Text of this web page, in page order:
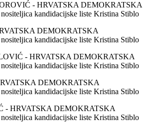
- HRVATSKA DEMOKRATSKA
kandidacijske liste Kristina Stiblo
DEMOKRATSKA
kandidacijske liste Kristina Stiblo
- HRVATSKA DEMOKRATSKA
kandidacijske liste Kristina Stiblo
DEMOKRATSKA
kandidacijske liste Kristina Stiblo
- HRVATSKA DEMOKRATSKA
kandidacijske liste Kristina Stiblo